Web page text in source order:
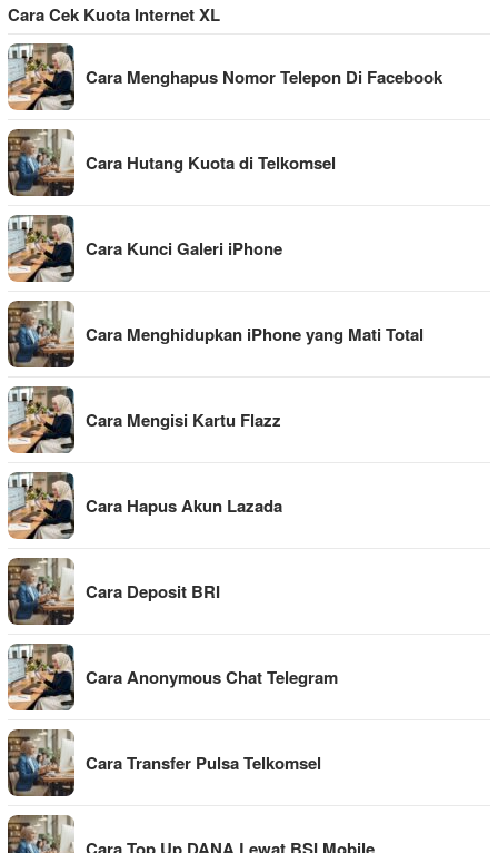
Cara Cek Kuota Internet XL
Cara Menghapus Nomor Telepon Di Facebook
Cara Hutang Kuota di Telkomsel
Cara Kunci Galeri iPhone
Cara Menghidupkan iPhone yang Mati Total
Cara Mengisi Kartu Flazz
Cara Hapus Akun Lazada
Cara Deposit BRI
Cara Anonymous Chat Telegram
Cara Transfer Pulsa Telkomsel